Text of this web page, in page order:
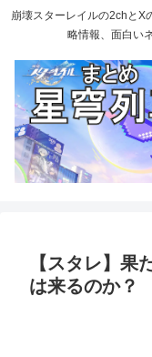
崩壊スターレイルの2chとX
略情報、面白い
【スタレ】果
は来るのか？